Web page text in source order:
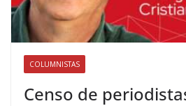
COLUMNISTAS
Censo de